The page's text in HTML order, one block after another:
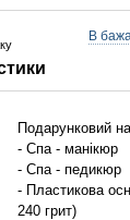
В
Подарунковий
- Спа - манікюр
- Спа - педикюр
- Пластикова
240 грит)